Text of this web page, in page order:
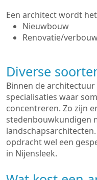
Een architect wordt
Nieuwbouw
Renovatie/
Diverse
Binnen de
specialisaties waar
concentreren. Zo zijn
stedenbouwkundigen
opdracht wel een
in Nijensleek.